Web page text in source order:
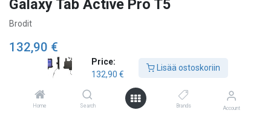
Price:
132,90 €
Lisää ostoskoriin
Home Search Brands Account
Galaxy Tab Active Pro T5
Brodit
132,90 €
Lisää ostoskoriin